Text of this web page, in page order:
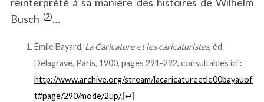
réinterprété à sa manière des histoires de Wilhelm
Busch (2)….
Émile Bayard, La Caricature et les caricaturistes, éd.
Delagrave, Paris, 1900, pages 291-292, consultables ici :
http://www.archive.org/stream/lacaricatureetle00bayauof
t#page/290/mode/2up/.[↩]